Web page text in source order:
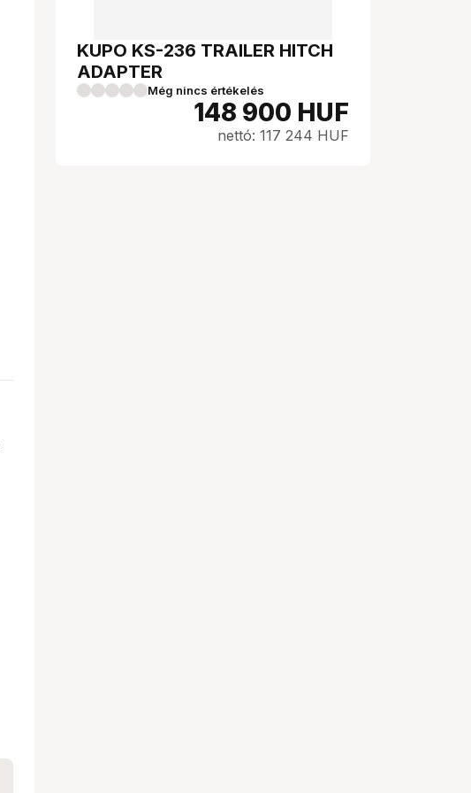
KUPO KS-236 TRAILER HITCH
ADAPTER
Még nincs értékelés
148 900 HUF
nettó: 117 244 HUF